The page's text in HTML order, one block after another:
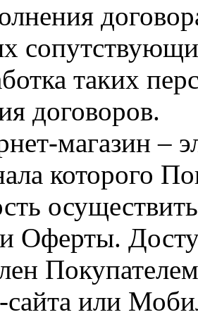
таких
договоров.
магазин –
которого
Оферты.
или